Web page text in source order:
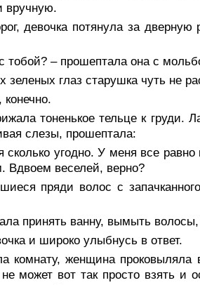
вручную.
девочка потянула за
тобой? – прошептала она с
зеленых глаз старушка чуть не
тоненькое тельце к груди.
слезы, прошептала:
угодно. У меня все
Вдвоем веселей, верно?
пряди волос с
принять ванну, вымыть
и широко улыбнусь в ответ.
комнату, женщина проковыляла
может вот так просто взять и